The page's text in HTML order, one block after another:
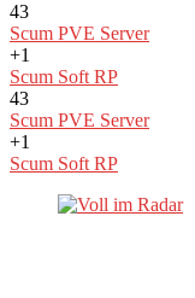
43
Scum PVE Server
+1
Scum Soft RP
43
Scum PVE Server
+1
Scum Soft RP